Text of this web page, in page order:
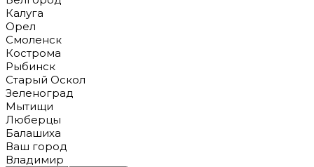
Калуга
Орел
Смоленск
Кострома
Рыбинск
Старый Оскол
Зеленоград
Мытищи
Люберцы
Балашиха
Ваш город
Владимир